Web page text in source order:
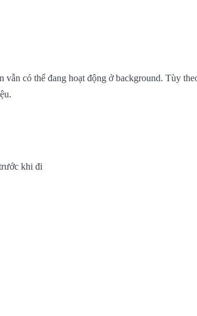
có thể đang hoạt động ở background. Tùy
khi đi